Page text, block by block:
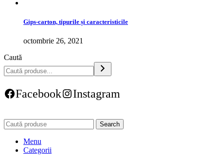
Gips-carton, tipurile și caracteristicile
octombrie 26, 2021
Caută
Facebook Instagram
Search
Menu
Categorii